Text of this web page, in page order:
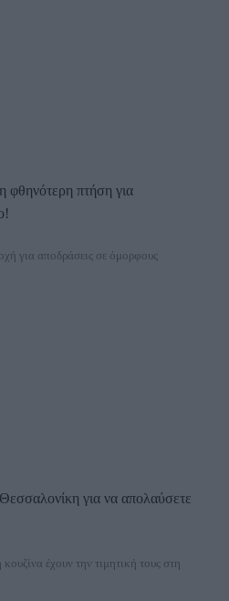
φθηνότερη πτήση για
για αποδράσεις σε όμορφους
για να απολαύσετε
έχουν την τιμητική τους στη